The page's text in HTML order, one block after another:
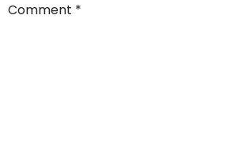
Comment *